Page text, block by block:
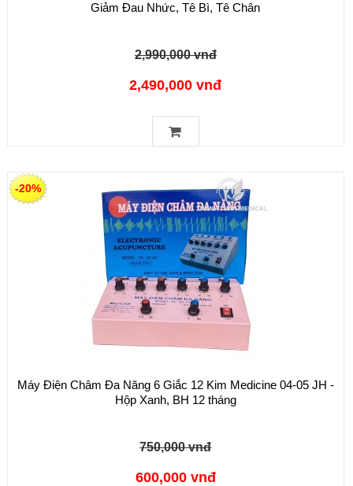
Giảm Đau Nhức, Tê Bì, Tê Chân
2,990,000 vnđ
2,490,000 vnđ
Máy Điện Châm Đa Năng 6 Giắc 12 Kim Medicine 04-05 JH -
Hộp Xanh, BH 12 tháng
750,000 vnđ
600,000 vnđ
-20%